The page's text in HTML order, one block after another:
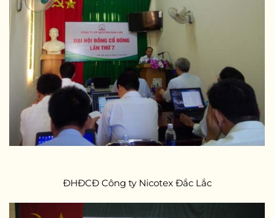
ĐHĐCĐ Công ty Nicotex Đắc Lắc